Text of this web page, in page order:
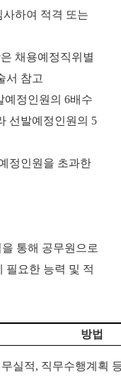
하여 적격 또는
채용예정직위별
서 참고
예정인원의 6배수
선발예정인원의 5
정인원을 초과한
통해 공무원으로
필요한 능력 및 적
방법
실적, 직무수행계획